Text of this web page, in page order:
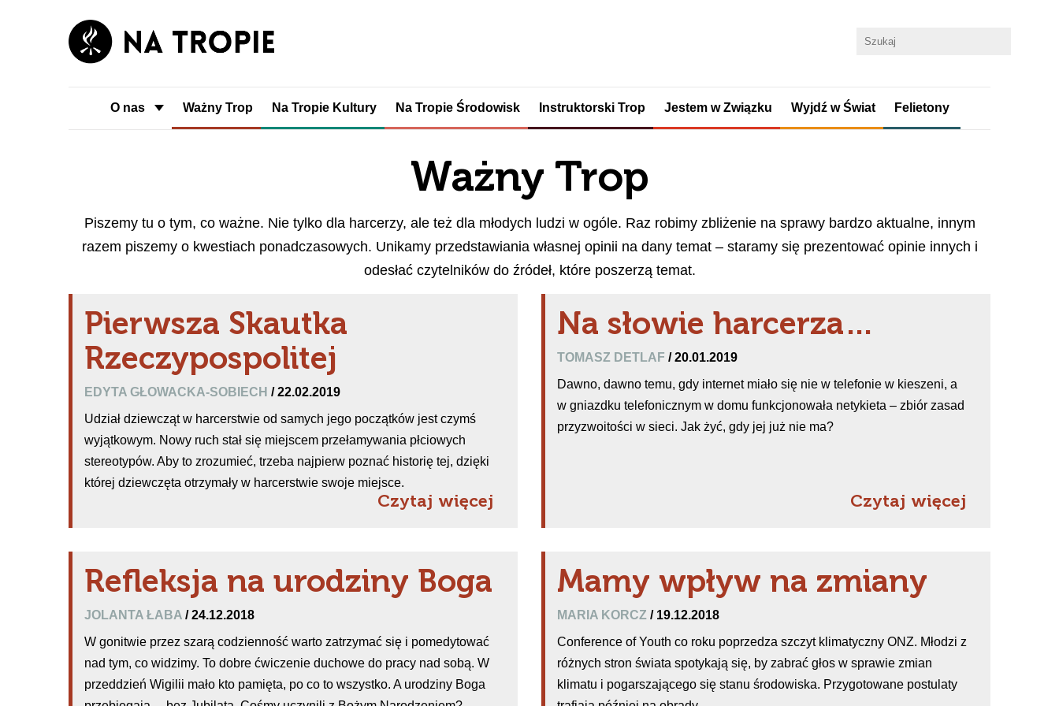
O nas Ważny Trop Na Tropie Kultury Na Tropie Środowisk Instruktorski Trop Jestem w Związku Wyjdź w Świat Felietony
Ważny Trop
Piszemy tu o tym, co ważne. Nie tylko dla harcerzy, ale też dla młodych ludzi w ogóle. Raz robimy zbliżenie na sprawy bardzo aktualne, innym
razem piszemy o kwestiach ponadczasowych. Unikamy przedstawiania własnej opinii na dany temat – staramy się prezentować opinie innych i
odesłać czytelników do źródeł, które poszerzą temat.
Pierwsza Skautka
Rzeczypospolitej
EDYTA GŁOWACKA-SOBIECH / 22.02.2019
Udział dziewcząt w harcerstwie od samych jego początków jest czymś
wyjątkowym. Nowy ruch stał się miejscem przełamywania płciowych
stereotypów. Aby to zrozumieć, trzeba najpierw poznać historię tej, dzięki
której dziewczęta otrzymały w harcerstwie swoje miejsce.
Czytaj więcej
Na słowie harcerza…
TOMASZ DETLAF / 20.01.2019
Dawno, dawno temu, gdy internet miało się nie w telefonie w kieszeni, a
w gniazdku telefonicznym w domu funkcjonowała netykieta – zbiór zasad
przyzwoitości w sieci. Jak żyć, gdy jej już nie ma?
Czytaj więcej
Refleksja na urodziny Boga
JOLANTA ŁABA / 24.12.2018
W gonitwie przez szarą codzienność warto zatrzymać się i pomedytować
nad tym, co widzimy. To dobre ćwiczenie duchowe do pracy nad sobą. W
przeddzień Wigilii mało kto pamięta, po co to wszystko. A urodziny Boga
Mamy wpływ na zmiany
MARIA KORCZ / 19.12.2018
Conference of Youth co roku poprzedza szczyt klimatyczny ONZ. Młodzi z
różnych stron świata spotykają się, by zabrać głos w sprawie zmian
klimatu i pogarszającego się stanu środowiska. Przygotowane postulaty